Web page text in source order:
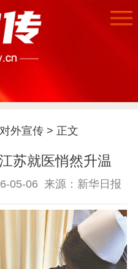
对外宣传> 正文
苏就医悄然升温
05-06 来源：新华日报